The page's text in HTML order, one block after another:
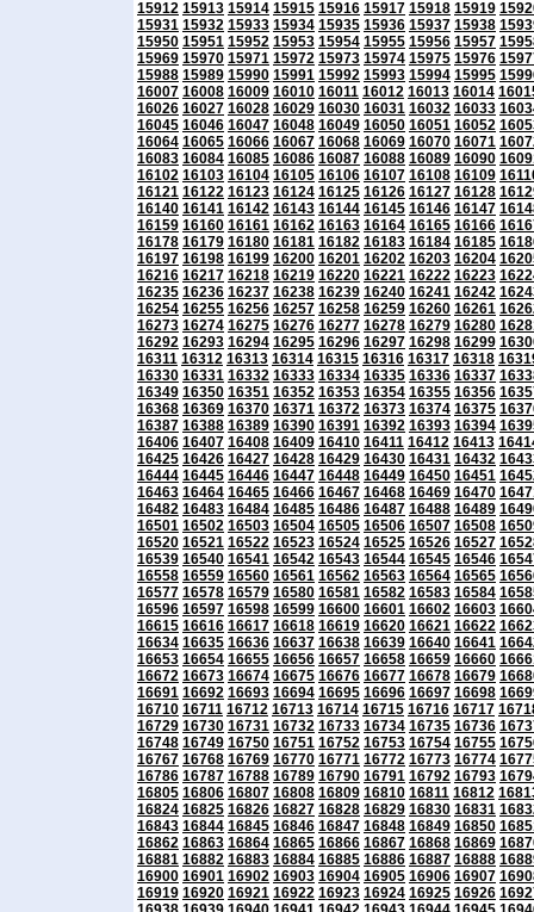
15912 15913 15914 15915 15916 15917 15918 15919
15931 15932 15933 15934 15935 15936 15937 15938
15950 15951 15952 15953 15954 15955 15956 15957
15969 15970 15971 15972 15973 15974 15975 15976
15988 15989 15990 15991 15992 15993 15994 15995
16007 16008 16009 16010 16011 16012 16013 16014
16026 16027 16028 16029 16030 16031 16032 16033
16045 16046 16047 16048 16049 16050 16051 16052
16064 16065 16066 16067 16068 16069 16070 16071
16083 16084 16085 16086 16087 16088 16089 16090
16102 16103 16104 16105 16106 16107 16108 16109
16121 16122 16123 16124 16125 16126 16127 16128
16140 16141 16142 16143 16144 16145 16146 16147
16159 16160 16161 16162 16163 16164 16165 16166
16178 16179 16180 16181 16182 16183 16184 16185
16197 16198 16199 16200 16201 16202 16203 16204
16216 16217 16218 16219 16220 16221 16222 16223
16235 16236 16237 16238 16239 16240 16241 16242
16254 16255 16256 16257 16258 16259 16260 16261
16273 16274 16275 16276 16277 16278 16279 16280
16292 16293 16294 16295 16296 16297 16298 16299
16311 16312 16313 16314 16315 16316 16317 16318
16330 16331 16332 16333 16334 16335 16336 16337
16349 16350 16351 16352 16353 16354 16355 16356
16368 16369 16370 16371 16372 16373 16374 16375
16387 16388 16389 16390 16391 16392 16393 16394
16406 16407 16408 16409 16410 16411 16412 16413
16425 16426 16427 16428 16429 16430 16431 16432
16444 16445 16446 16447 16448 16449 16450 16451
16463 16464 16465 16466 16467 16468 16469 16470
16482 16483 16484 16485 16486 16487 16488 16489
16501 16502 16503 16504 16505 16506 16507 16508
16520 16521 16522 16523 16524 16525 16526 16527
16539 16540 16541 16542 16543 16544 16545 16546
16558 16559 16560 16561 16562 16563 16564 16565
16577 16578 16579 16580 16581 16582 16583 16584
16596 16597 16598 16599 16600 16601 16602 16603
16615 16616 16617 16618 16619 16620 16621 16622
16634 16635 16636 16637 16638 16639 16640 16641
16653 16654 16655 16656 16657 16658 16659 16660
16672 16673 16674 16675 16676 16677 16678 16679
16691 16692 16693 16694 16695 16696 16697 16698
16710 16711 16712 16713 16714 16715 16716 16717
16729 16730 16731 16732 16733 16734 16735 16736
16748 16749 16750 16751 16752 16753 16754 16755
16767 16768 16769 16770 16771 16772 16773 16774
16786 16787 16788 16789 16790 16791 16792 16793
16805 16806 16807 16808 16809 16810 16811 16812
16824 16825 16826 16827 16828 16829 16830 16831
16843 16844 16845 16846 16847 16848 16849 16850
16862 16863 16864 16865 16866 16867 16868 16869
16881 16882 16883 16884 16885 16886 16887 16888
16900 16901 16902 16903 16904 16905 16906 16907
16919 16920 16921 16922 16923 16924 16925 16926